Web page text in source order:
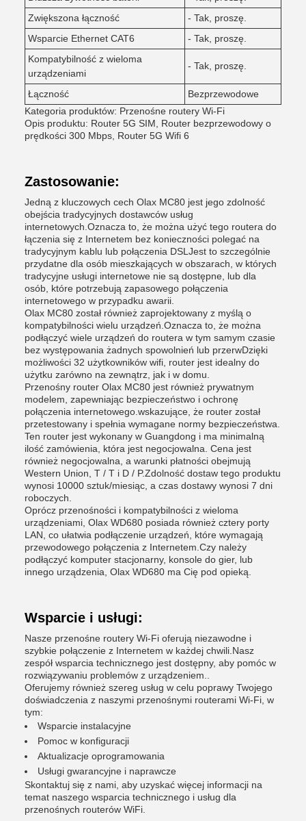
Zwiększona łączność
- Tak, proszę.
Wsparcie Ethernet CAT6
- Tak, proszę.
Kompatybilność z wieloma
urządzeniami
- Tak, proszę.
Łączność
Bezprzewodowe
Kategoria produktów: Przenośne routery Wi-Fi
Opis produktu: Router 5G SIM, Router bezprzewodowy o
prędkości 300 Mbps, Router 5G Wifi 6
Zastosowanie:
Jedną z kluczowych cech Olax MC80 jest jego zdolność
obejścia tradycyjnych dostawców usług
internetowych.Oznacza to, że można użyć tego routera do
łączenia się z Internetem bez konieczności polegać na
tradycyjnym kablu lub połączenia DSLJest to szczególnie
przydatne dla osób mieszkających w obszarach, w których
tradycyjne usługi internetowe nie są dostępne, lub dla
osób, które potrzebują zapasowego połączenia
internetowego w przypadku awarii.
Olax MC80 został również zaprojektowany z myślą o
kompatybilności wielu urządzeń.Oznacza to, że można
podłączyć wiele urządzeń do routera w tym samym czasie
bez występowania żadnych spowolnień lub przerwDzięki
możliwości 32 użytkowników wifi, router jest idealny do
użytku zarówno na zewnątrz, jak i w domu.
Przenośny router Olax MC80 jest również prywatnym
modelem, zapewniając bezpieczeństwo i ochronę
połączenia internetowego.wskazujące, że router został
przetestowany i spełnia wymagane normy bezpieczeństwa.
Ten router jest wykonany w Guangdong i ma minimalną
ilość zamówienia, która jest negocjowalna. Cena jest
również negocjowalna, a warunki płatności obejmują
Western Union, T / T i D / P.Zdolność dostaw tego produktu
wynosi 10000 sztuk/miesiąc, a czas dostawy wynosi 7 dni
roboczych.
Oprócz przenośności i kompatybilności z wieloma
urządzeniami, Olax WD680 posiada również cztery porty
LAN, co ułatwia podłączenie urządzeń, które wymagają
przewodowego połączenia z Internetem.Czy należy
podłączyć komputer stacjonarny, konsole do gier, lub
innego urządzenia, Olax WD680 ma Cię pod opieką.
Wsparcie i usługi:
Nasze przenośne routery Wi-Fi oferują niezawodne i
szybkie połączenie z Internetem w każdej chwili.Nasz
zespół wsparcia technicznego jest dostępny, aby pomóc w
rozwiązywaniu problemów z urządzeniem..
Oferujemy również szereg usług w celu poprawy Twojego
doświadczenia z naszymi przenośnymi routerami Wi-Fi, w
tym:
Wsparcie instalacyjne
Pomoc w konfiguracji
Aktualizacje oprogramowania
Usługi gwarancyjne i naprawcze
Skontaktuj się z nami, aby uzyskać więcej informacji na
temat naszego wsparcia technicznego i usług dla
przenośnych routerów WiFi.